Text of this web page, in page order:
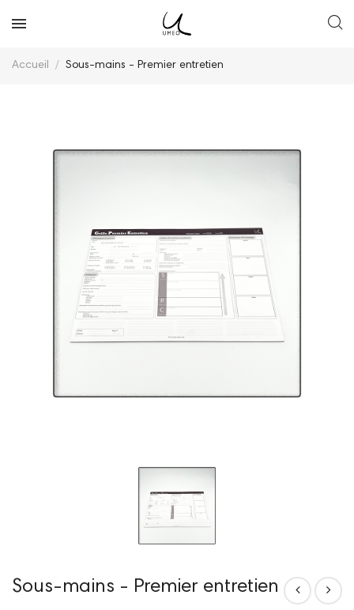
Accueil Sous-mains - Premier entretien
Sous-mains - Premier entretien